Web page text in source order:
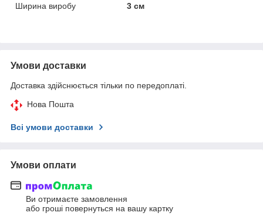
Ширина виробу
3 см
Умови доставки
Доставка здійснюється тільки по передоплаті.
Нова Пошта
Всі умови доставки
Умови оплати
Ви отримаєте замовлення
або гроші повернуться на вашу картку